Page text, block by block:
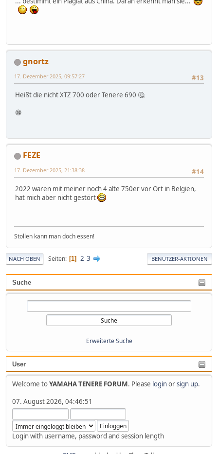
Suche
Erweiterte Suche
User
Welcome toYAMAHA TENERE FORUM. Please loginorsign up.
07. August 2026, 04:46:51
Login with username, password and session length
gnortz
#13
17. Dezember 2025, 09:57:27
Heißt die nicht XTZ 700 oder Tenere 690 🤔
😁
FEZE
#14
17. Dezember 2025, 21:38:38
2022 waren mit meiner noch 4 alte 750er vor Ort in Belgien,
hat mich aber nicht gestört
Stollen kann man doch essen!
NACH OBEN Seiten 1 2 3 BENUTZER-AKTIONEN